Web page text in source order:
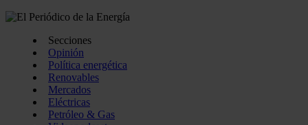
Secciones
Opinión
Política energética
Renovables
Mercados
Eléctricas
Petróleo & Gas